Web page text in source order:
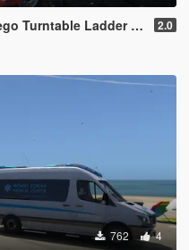
Ladder LFB 2.0
762 4